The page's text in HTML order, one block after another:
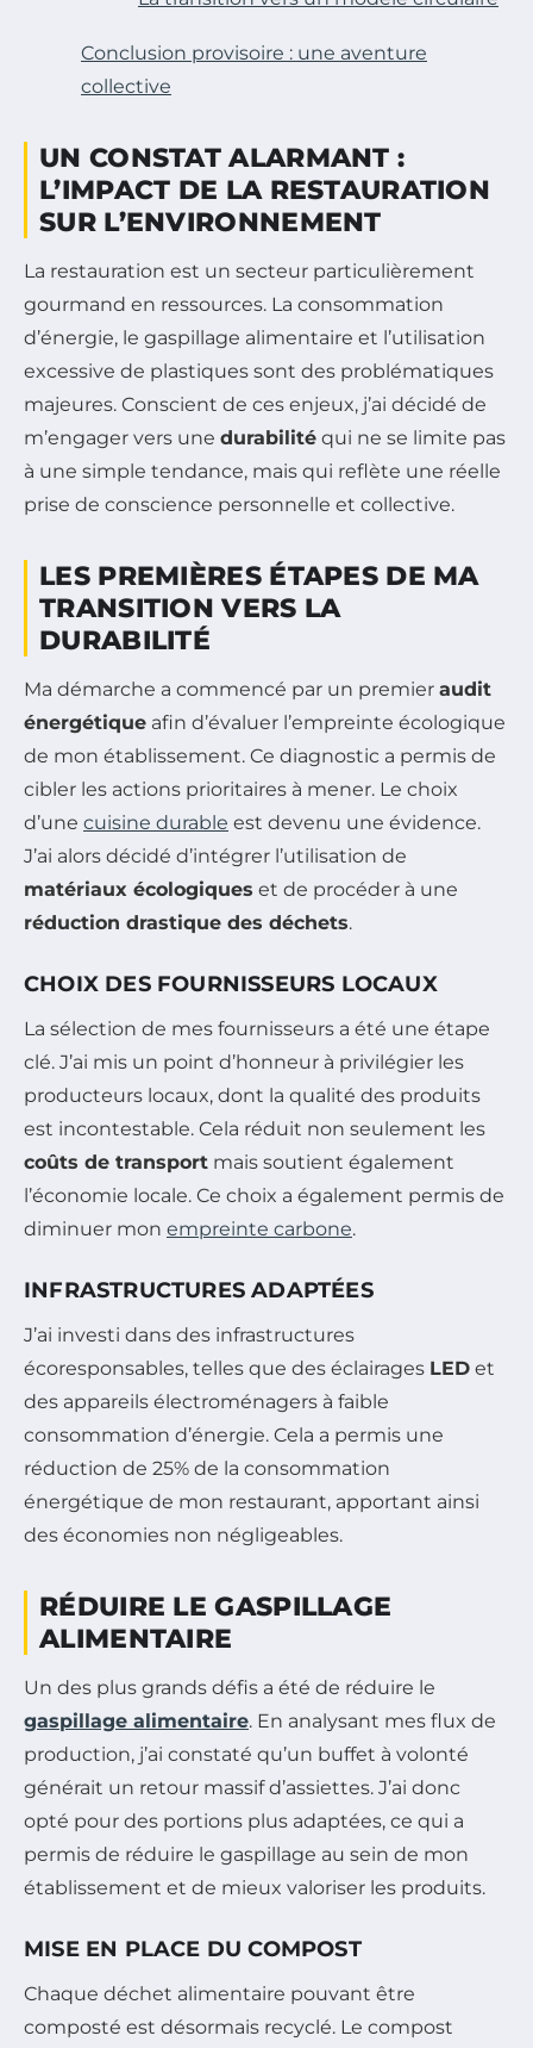
Conclusion provisoire : une aventure
collective
UN CONSTAT ALARMANT :
L’IMPACT DE LA RESTAURATION
SUR L’ENVIRONNEMENT
La restauration est un secteur particulièrement
gourmand en ressources. La consommation
d’énergie, le gaspillage alimentaire et l’utilisation
excessive de plastiques sont des problématiques
majeures. Conscient de ces enjeux, j’ai décidé de
m’engager vers une durabilité qui ne se limite pas
à une simple tendance, mais qui reflète une réelle
prise de conscience personnelle et collective.
LES PREMIÈRES ÉTAPES DE MA
TRANSITION VERS LA
DURABILITÉ
Ma démarche a commencé par un premier audit
énergétique afin d’évaluer l’empreinte écologique
de mon établissement. Ce diagnostic a permis de
cibler les actions prioritaires à mener. Le choix
d’une cuisine durable est devenu une évidence.
J’ai alors décidé d’intégrer l’utilisation de
matériaux écologiques et de procéder à une
réduction drastique des déchets.
CHOIX DES FOURNISSEURS LOCAUX
La sélection de mes fournisseurs a été une étape
clé. J’ai mis un point d’honneur à privilégier les
producteurs locaux, dont la qualité des produits
est incontestable. Cela réduit non seulement les
coûts de transport mais soutient également
l’économie locale. Ce choix a également permis de
diminuer mon empreinte carbone.
INFRASTRUCTURES ADAPTÉES
J’ai investi dans des infrastructures
écoresponsables, telles que des éclairages LED et
des appareils électroménagers à faible
consommation d’énergie. Cela a permis une
réduction de 25% de la consommation
énergétique de mon restaurant, apportant ainsi
des économies non négligeables.
RÉDUIRE LE GASPILLAGE
ALIMENTAIRE
Un des plus grands défis a été de réduire le
gaspillage alimentaire. En analysant mes flux de
production, j’ai constaté qu’un buffet à volonté
générait un retour massif d’assiettes. J’ai donc
opté pour des portions plus adaptées, ce qui a
permis de réduire le gaspillage au sein de mon
établissement et de mieux valoriser les produits.
MISE EN PLACE DU COMPOST
Chaque déchet alimentaire pouvant être
composté est désormais recyclé. Le compost